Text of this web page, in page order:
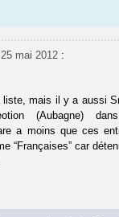
25 mai 2012 :
liste, mais il y a aussi
(Aubagne)
a moins que ces
“Françaises” car